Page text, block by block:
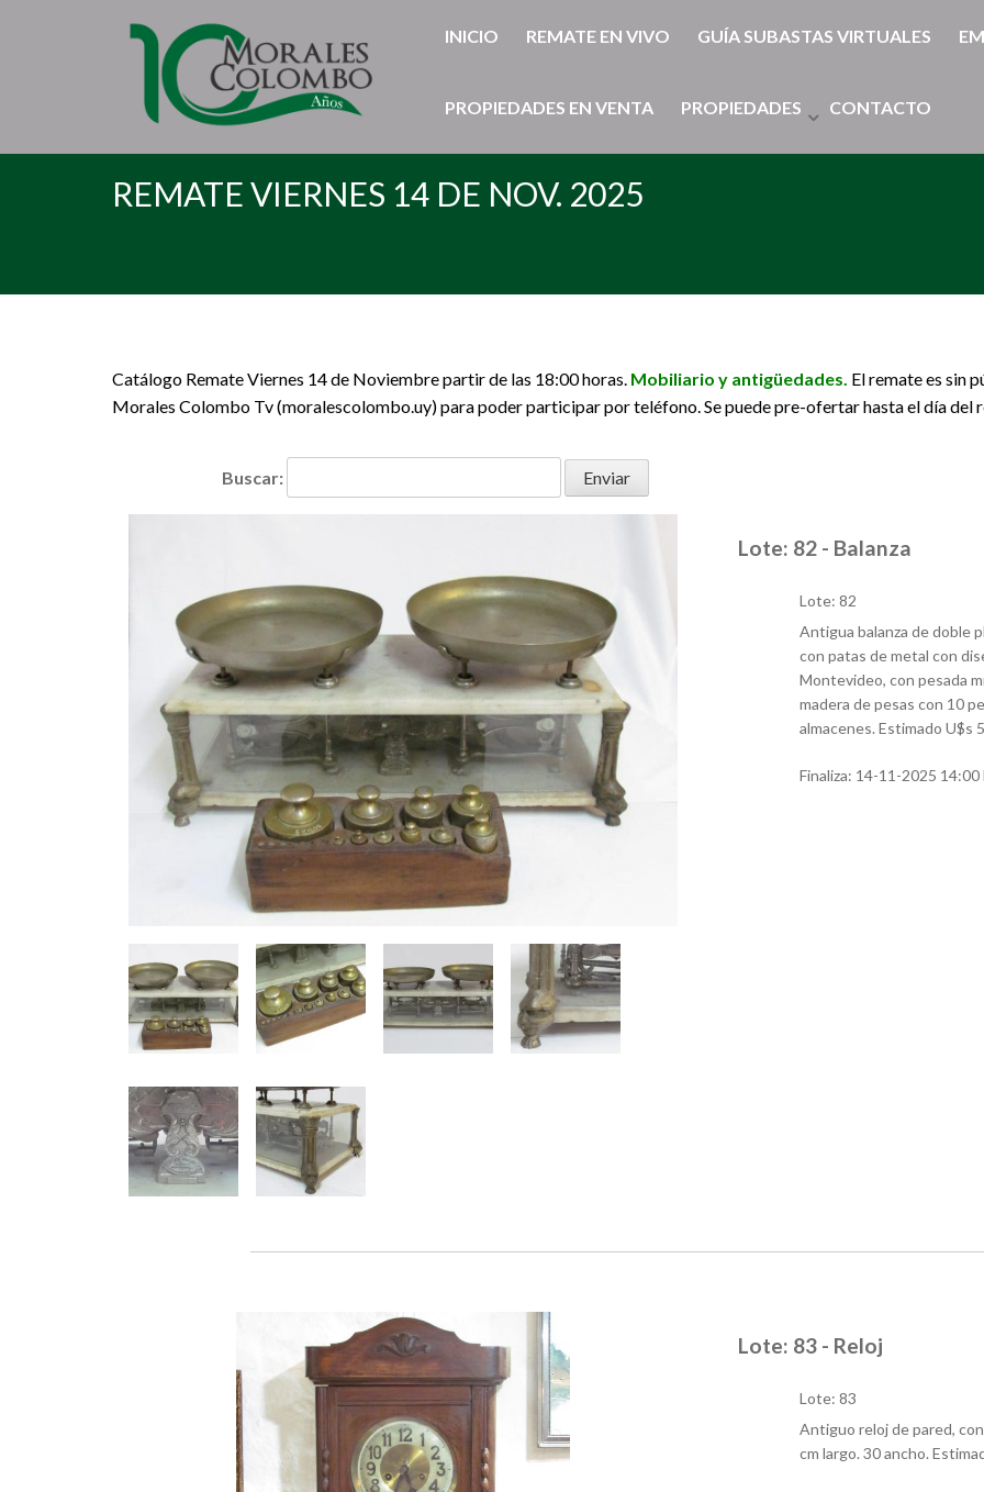
INICIO REMATE EN VIVO GUÍA SUBASTAS VIRTUALES
PROPIEDADES EN VENTA PROPIEDADES CONTACTO
REMATE VIERNES 14 DE NOV. 2025
Catálogo Remate Viernes 14 de Noviembre partir de las 18:00 horas. Mobiliario y antigüedades. El remate es sin
Morales Colombo Tv (moralescolombo.uy) para poder participar por teléfono. Se puede pre-ofertar hasta el día del
Buscar:
Lote: 82 - Balanza
Lote: 82
Antigua balanza de doble
con patas de metal con
Montevideo, con pesada
madera de pesas con 10
almacenes. Estimado U$s
Finaliza: 14-11-2025 14:00
Lote: 83 - Reloj
Lote: 83
Antiguo reloj de pared,
cm largo. 30 ancho.